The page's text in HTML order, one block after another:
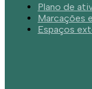
Plano de
Marcações
Espaços